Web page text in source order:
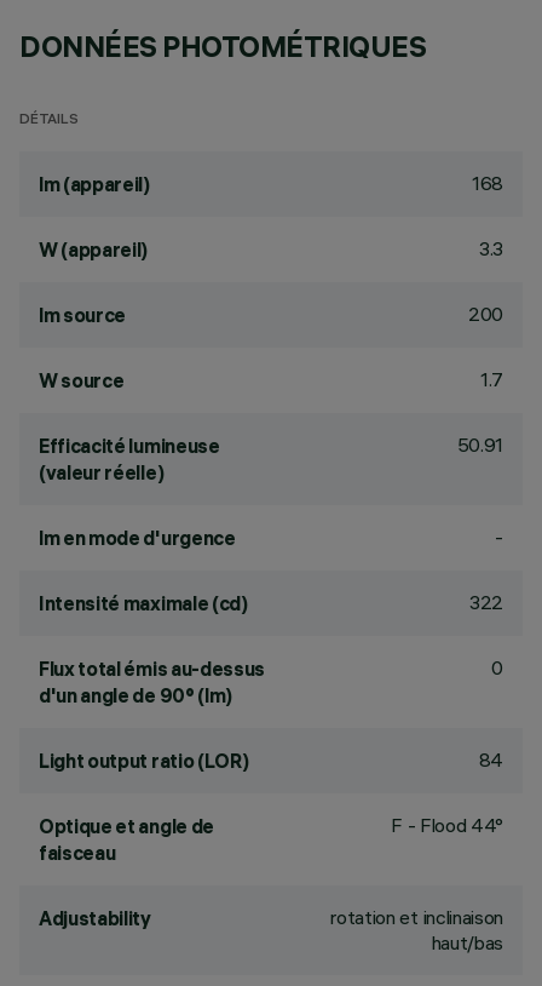
DONNÉES PHOTOMÉTRIQUES
DÉTAILS
lm (appareil) 168
W (appareil) 3.3
lm source 200
W source 1.7
Efficacité lumineuse
(valeur réelle)
50.91
lm en mode d'urgence -
Intensité maximale (cd) 322
Flux total émis au-dessus
d'un angle de 90° (lm)
0
Light output ratio (LOR) 84
Optique et angle de
faisceau
F - Flood 44°
Adjustability
rotation et inclinaison
haut/bas